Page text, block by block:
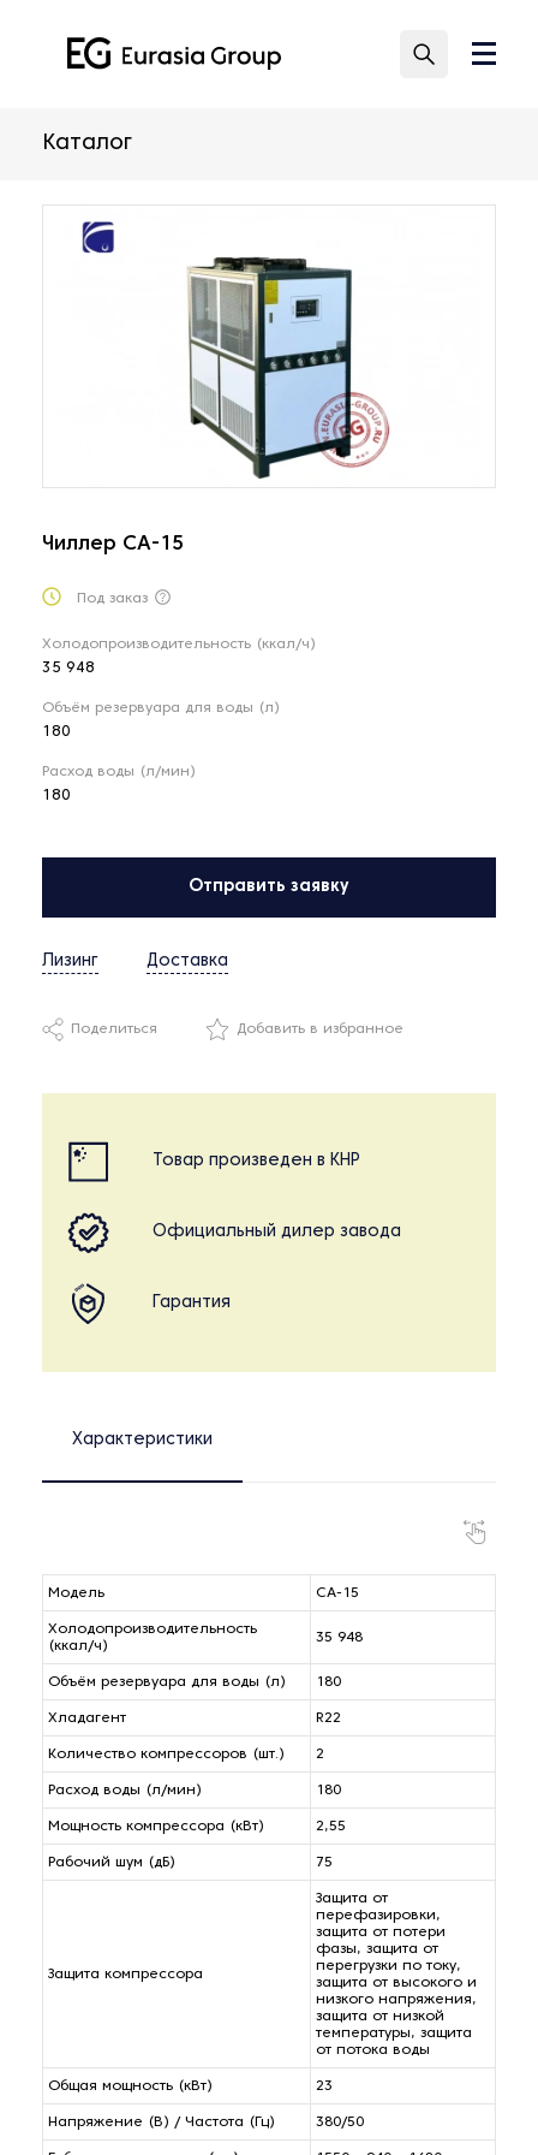
Каталог
Чиллер СА-15
Под заказ
Холодопроизводительность (ккал/ч)
35 948
Объём резервуара для воды (л)
180
Расход воды (л/мин)
180
Отправить заявку
Лизинг Доставка
Поделиться Добавить в избранное
Товар произведен в КНР
Официальный дилер завода
Гарантия
Характеристики
Модель CA-15
Холодопроизводительность
(ккал/ч)
35 948
Объём резервуара для воды (л) 180
Хладагент R22
Количество компрессоров (шт.) 2
Расход воды (л/мин) 180
Мощность компрессора (кВт) 2,55
Рабочий шум (дБ) 75
Защита компрессора
Защита от
перефазировки,
защита от потери
фазы, защита от
перегрузки по току,
защита от высокого и
низкого напряжения,
защита от низкой
температуры, защита
от потока воды
Общая мощность (кВт) 23
Напряжение (В) / Частота (Гц) 380/50